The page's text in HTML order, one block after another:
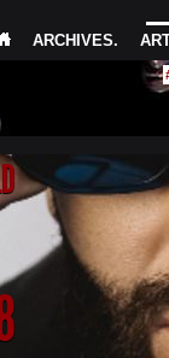
ARCHIVES.